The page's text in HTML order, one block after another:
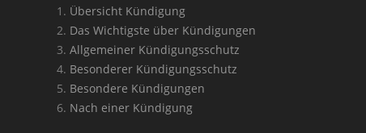
Übersicht Kündigung
Das Wichtigste über Kündigungen
Allgemeiner Kündigungsschutz
Besonderer Kündigungsschutz
Besondere Kündigungen
Nach einer Kündigung